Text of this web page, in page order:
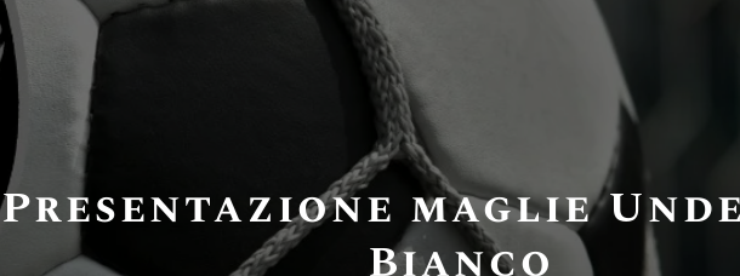
Presentazione maglie
Bianco